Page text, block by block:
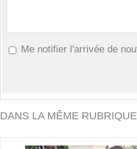
Me notifier l'arrivée de
DANS LA MÊME